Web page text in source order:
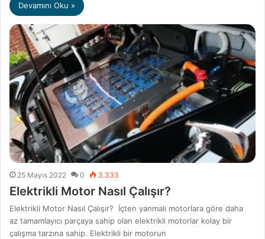
Devamını Oku »
25 Mayıs 2022 0 3.333
Elektrikli Motor Nasıl Çalışır?
Elektrikli Motor Nasıl Çalışır? İçten yanmalı motorlara göre daha
az tamamlayıcı parçaya sahip olan elektrikli motorlar kolay bir
çalışma tarzına sahip. Elektrikli bir motorun